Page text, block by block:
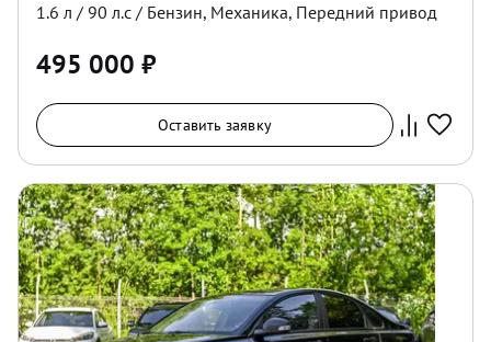
1.6 л / 90 л.с / Бензин, Механика, Передний привод
495 000 ₽
Оставить заявку